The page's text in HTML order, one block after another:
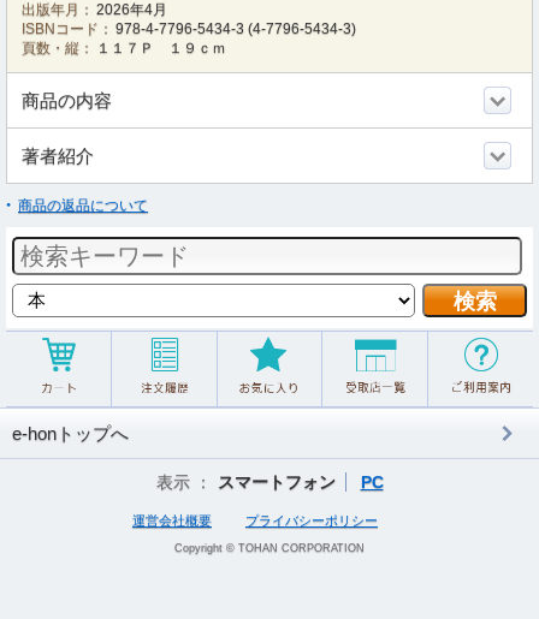
出版年月： 2026年4月
ISBNコード： 978-4-7796-5434-3 (4-7796-5434-3)
頁数・縦：
１１７Ｐ １９ｃｍ
商品の内容
著者紹介
商品の返品について
e-honトップへ
表示 ： スマートフォン PC
運営会社概要 プライバシーポリシー
Copyright © TOHAN CORPORATION